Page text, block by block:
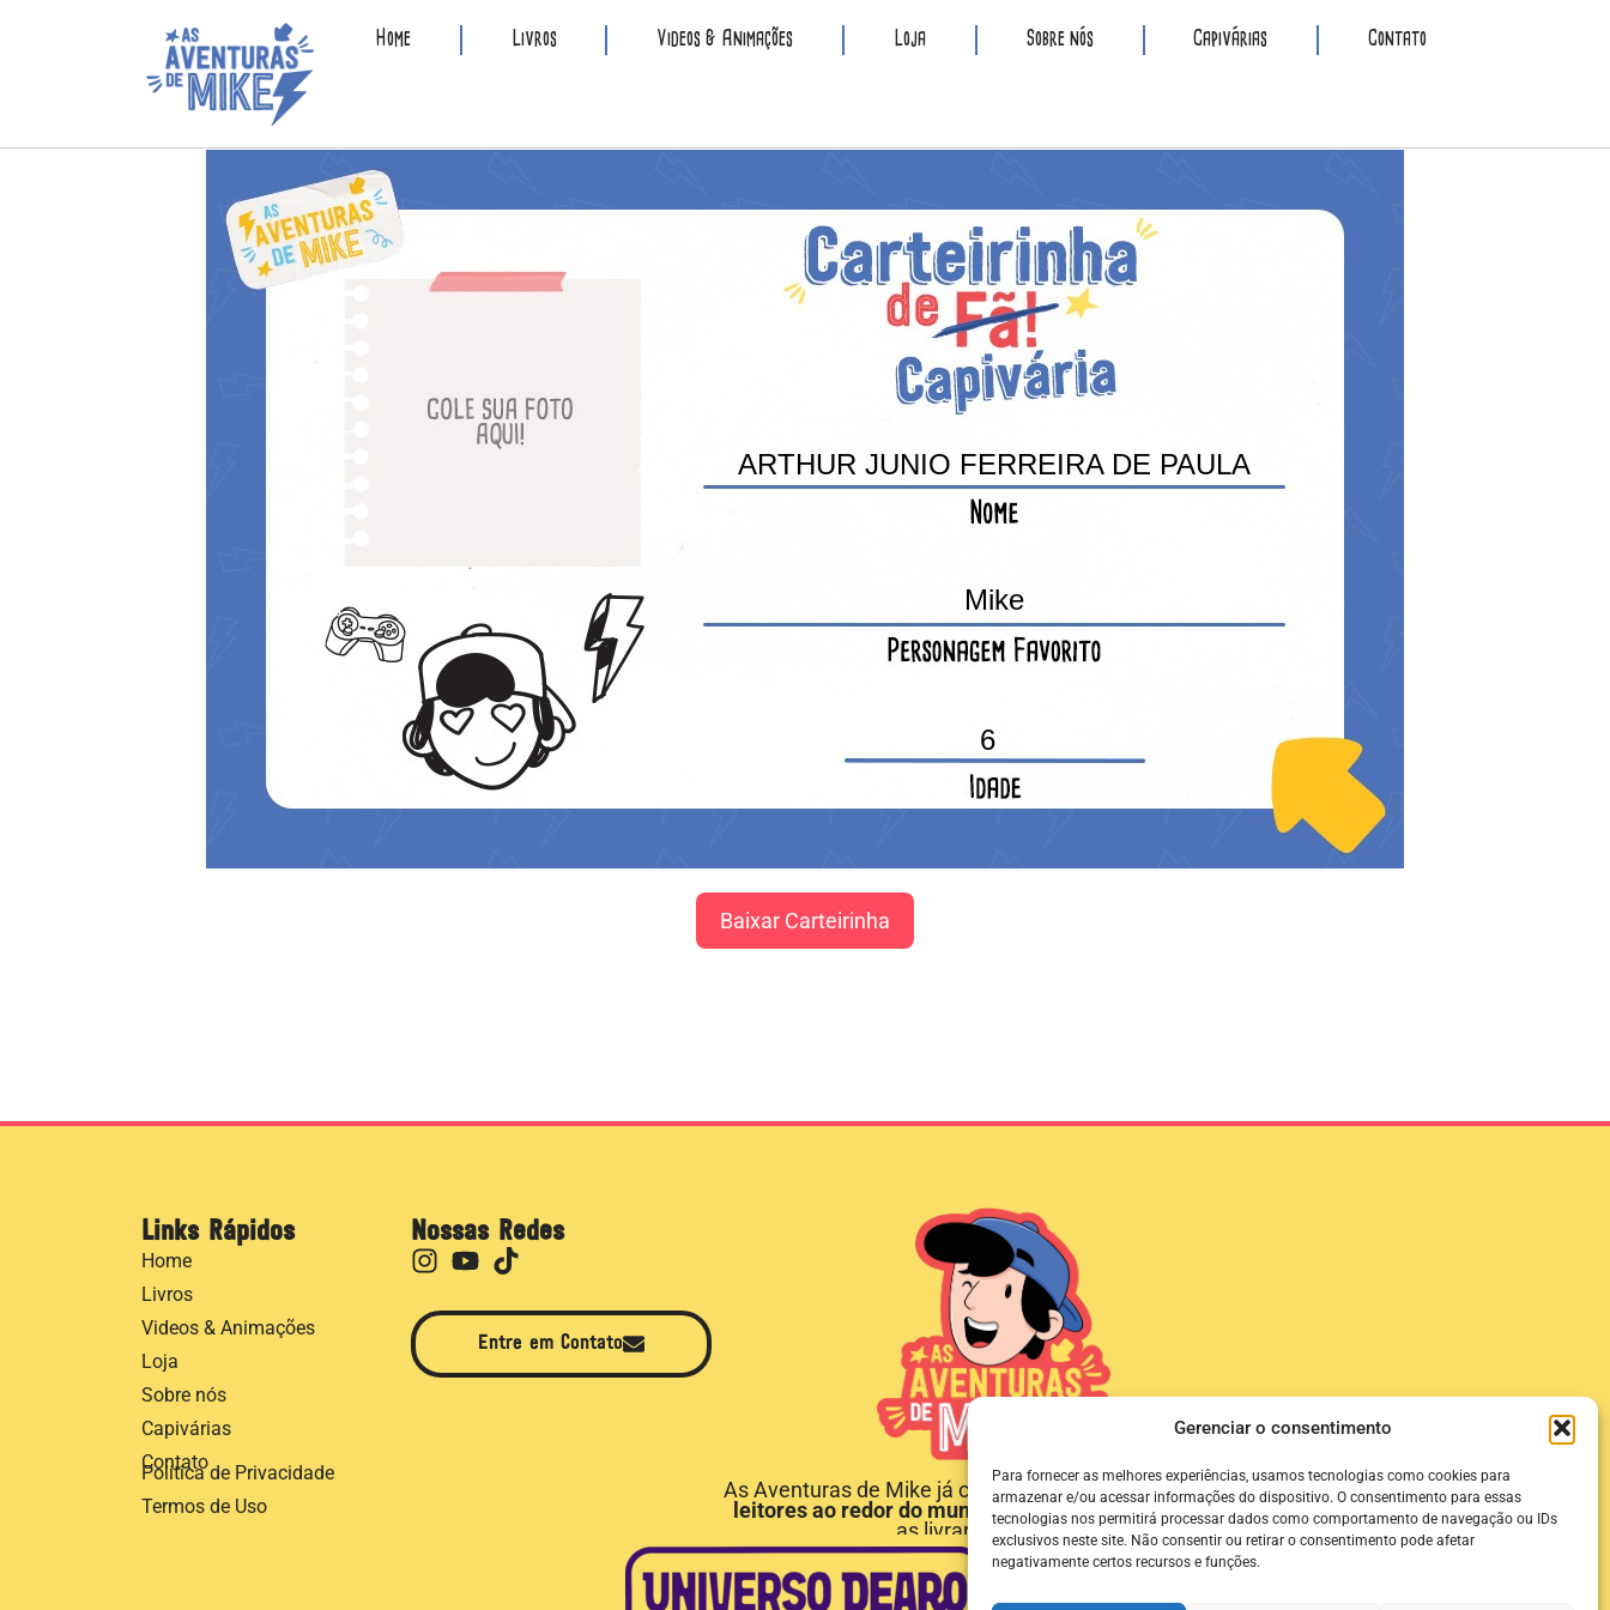
Gerenciar o consentimento
Para fornecer as melhores experiências, usamos tecnologias como cookies para
armazenar e/ou acessar informações do dispositivo. O consentimento para essas
tecnologias nos permitirá processar dados como comportamento de navegação ou IDs
exclusivos neste site. Não consentir ou retirar o consentimento pode afetar
negativamente certos recursos e funções.
Home Livros Videos & Animações Loja Sobre nós Capivárias Contato
ARTHUR JUNIO FERREIRA DE PAULA
Mike
6
Baixar Carteirinha
Links Rápidos
Home
Livros
Videos & Animações
Loja
Sobre nós
Capivárias
Contato
Política de Privacidade
Termos de Uso
Nossas Redes
Entre em Contato
As Aventuras de Mike já conquistoumais de 1 milhão de
leitores ao redor do mundoe está disponível em todas
as livrarias do Brasil!